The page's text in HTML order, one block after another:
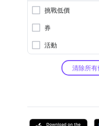
挑戰低價
券
活動
清除所